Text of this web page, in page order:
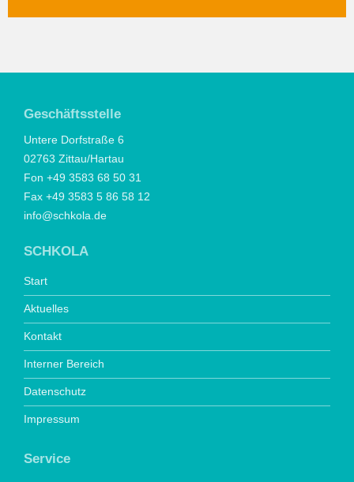
Geschäftsstelle
Untere Dorfstraße 6
02763 Zittau/Hartau
Fon +49 3583 68 50 31
Fax +49 3583 5 86 58 12
info@schkola.de
SCHKOLA
Start
Aktuelles
Kontakt
Interner Bereich
Datenschutz
Impressum
Service